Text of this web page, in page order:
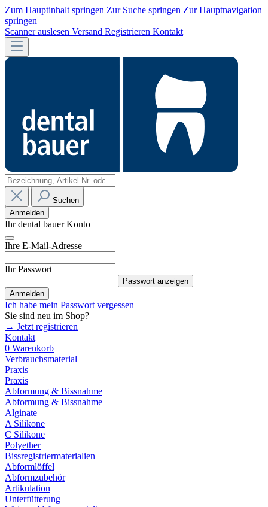
Zum Hauptinhalt springen Zur Suche springen Zur Hauptnavigation
springen
Scanner auslesen Versand Registrieren Kontakt
Suchen
Anmelden
Ihr dental bauer Konto
Ihre E-Mail-Adresse
Ihr Passwort
Passwort anzeigen
Anmelden
Ich habe mein Passwort vergessen
Sie sind neu im Shop?
→ Jetzt registrieren
Kontakt
0 Warenkorb
Verbrauchsmaterial
Praxis
Praxis
Abformung & Bissnahme
Abformung & Bissnahme
Alginate
A Silikone
C Silikone
Polyether
Bissregistriermaterialien
Abformlöffel
Abformzubehör
Artikulation
Unterfütterung